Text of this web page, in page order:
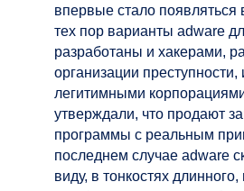
впервые стало появляться
тех пор варианты adware
разработаны и хакерами,
организации преступности,
легитимными
утверждали, что продают
программы с реальным
последнем случае adware
виду, в тонкостях